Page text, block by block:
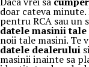
doar cateva
pentru RCA sau un
datele masinii tale
noii tale masini. Te
datele dealerului
masinii inainte sa